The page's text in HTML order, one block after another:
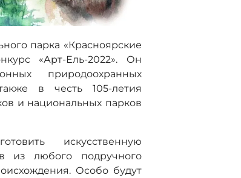
парка «Красноярские
«Арт-Ель-2022». Он
природоохранных
в честь 105-летия
и национальных парков
искусственную
из любого подручного
Особо будут